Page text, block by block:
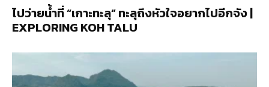
ไปว่ายน้ำที่ “เกาะทะลุ” ทะลุถึงหัวใจอยากไปอีกจัง |
EXPLORING KOH TALU